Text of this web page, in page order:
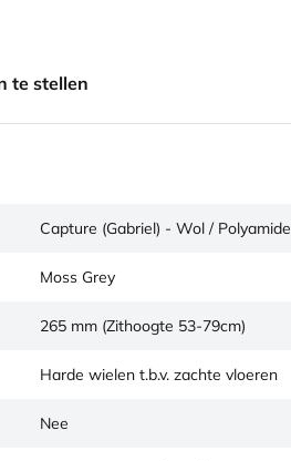
te stellen
Capture (Gabriel) - Wol / Polyamide
Moss Grey
265 mm (Zithoogte 53-79cm)
Harde wielen t.b.v. zachte vloeren
Nee